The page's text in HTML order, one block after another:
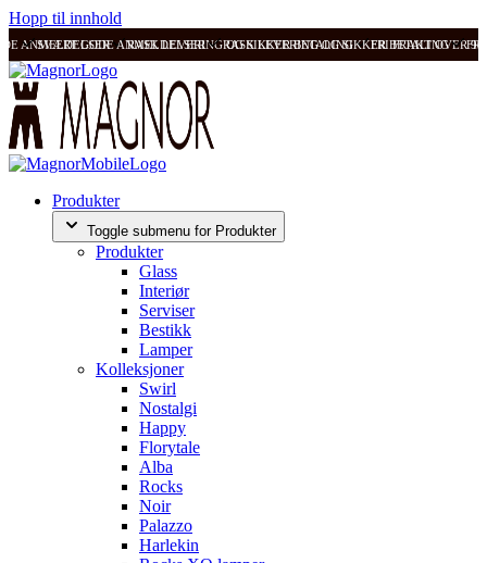
Hopp til innhold
ANMELDELSER RASK LEVERING OG SIKKER BETALING FRI FRAKT OVER
SVÆRT GODE ANMELDELSER RASK LEVERING OG SIKKER BETALING
Produkter
Toggle submenu for Produkter
Produkter
Glass
Interiør
Serviser
Bestikk
Lamper
Kolleksjoner
Swirl
Nostalgi
Happy
Florytale
Alba
Rocks
Noir
Palazzo
Harlekin